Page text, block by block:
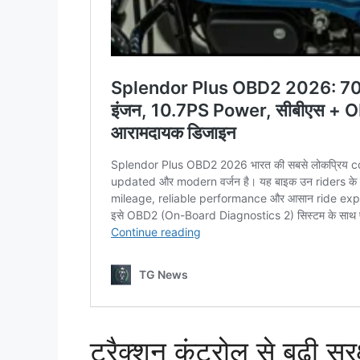
ट्रैक्शन कंट्रोल से बढ़ी